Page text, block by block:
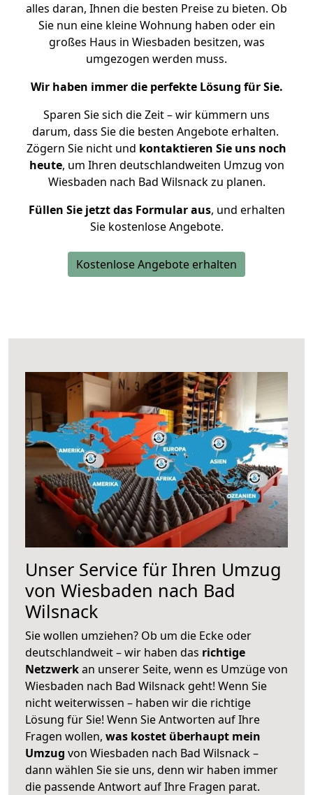
alles daran, Ihnen die besten Preise zu bieten. Ob
Sie nun eine kleine Wohnung haben oder ein
großes Haus in Wiesbaden besitzen, was
umgezogen werden muss.
Wir haben immer die perfekte Lösung für Sie.
Sparen Sie sich die Zeit – wir kümmern uns
darum, dass Sie die besten Angebote erhalten.
Zögern Sie nicht und kontaktieren Sie uns noch
heute, um Ihren deutschlandweiten Umzug von
Wiesbaden nach Bad Wilsnack zu planen.
Füllen Sie jetzt das Formular aus, und erhalten
Sie kostenlose Angebote.
Kostenlose Angebote erhalten
Unser Service für Ihren Umzug
von Wiesbaden nach Bad
Wilsnack
Sie wollen umziehen? Ob um die Ecke oder
deutschlandweit – wir haben das richtige
Netzwerkan unserer Seite, wenn es Umzüge von
Wiesbaden nach Bad Wilsnack geht! Wenn Sie
nicht weiterwissen – haben wir die richtige
Lösung für Sie! Wenn Sie Antworten auf Ihre
Fragen wollen, was kostet überhaupt mein
Umzug von Wiesbaden nach Bad Wilsnack –
dann wählen Sie sie uns, denn wir haben immer
die passende Antwort auf Ihre Fragen parat.